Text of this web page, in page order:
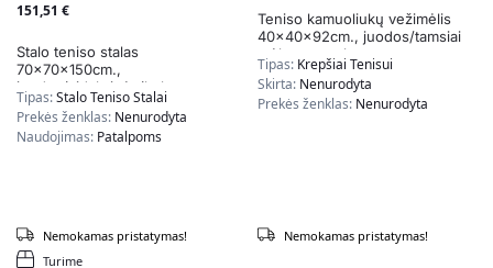
151,51 €
Stalo teniso stalas
70x70x150cm.,
juodos/sidabrinės/baltos
spalvos
Tipas:Stalo Teniso Stalai
Prekės ženklas: Nenurodyta
Naudojimas: Patalpoms
Turime
Nemokamas pristatymas!
Teniso kamuoliukų vežimėlis
40x40x92cm., juodos/tamsiai
mėlynos spalvos
Tipas: Krepšiai Tenisui
Skirta: Nenurodyta
Prekės ženklas: Nenurodyta
Nemokamas pristatymas!